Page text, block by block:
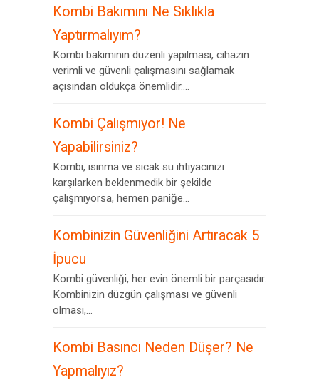
Kombi Bakımını Ne Sıklıkla
Yaptırmalıyım?
Kombi bakımının düzenli yapılması, cihazın
verimli ve güvenli çalışmasını sağlamak
açısından oldukça önemlidir....
Kombi Çalışmıyor! Ne
Yapabilirsiniz?
Kombi, ısınma ve sıcak su ihtiyacınızı
karşılarken beklenmedik bir şekilde
çalışmıyorsa, hemen paniğe...
Kombinizin Güvenliğini Artıracak 5
İpucu
Kombi güvenliği, her evin önemli bir parçasıdır.
Kombinizin düzgün çalışması ve güvenli
olması,...
Kombi Basıncı Neden Düşer? Ne
Yapmalıyız?